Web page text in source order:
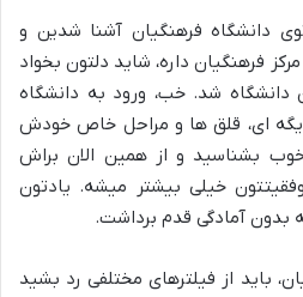
دانشگاه فرهنگیان آشنا شدین و
فرهنگیان داره، شاید دلتون بخواد
دانشگاه شد. خب، ورود به دانشگاه
ای، قلق ها و مراحل خاص خودش
بشناسید و از همین الان براش
خیلی بیشتر میشه. یادتون
بدون آمادگی قدم برداشت.
باید از فیلترهای مختلفی رد بشید